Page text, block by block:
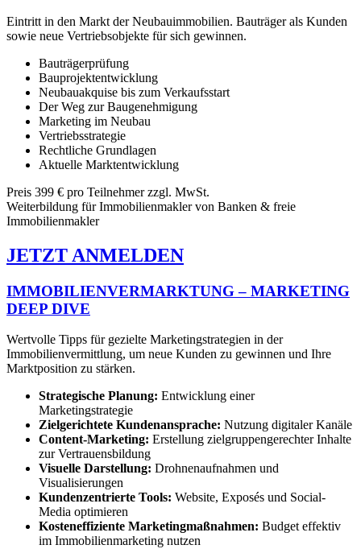
Eintritt in den Markt der Neubauimmobilien. Bauträger als Kunden
sowie neue Vertriebsobjekte für sich gewinnen.
Bauträgerprüfung
Bauprojektentwicklung
Neubauakquise bis zum Verkaufsstart
Der Weg zur Baugenehmigung
Marketing im Neubau
Vertriebsstrategie
Rechtliche Grundlagen
Aktuelle Marktentwicklung
Preis 399 € pro Teilnehmer zzgl. MwSt.
Weiterbildung fürImmobilienmakler von Banken & freie
Immobilienmakler
JETZT ANMELDEN
IMMOBILIENVERMARKTUNG – MARKETING
DEEP DIVE
Wertvolle Tipps für gezielte Marketingstrategien in der
Immobilienvermittlung, um neue Kunden zu gewinnen und Ihre
Marktposition zu stärken.
Strategische Planung: Entwicklung einer
Marketingstrategie
Zielgerichtete Kundenansprache: Nutzung digitaler Kanäle
Content-Marketing: Erstellung zielgruppengerechter Inhalte
zur Vertrauensbildung
Visuelle Darstellung: Drohnenaufnahmen und
Visualisierungen
Kundenzentrierte Tools: Website, Exposés und Social-
Media optimieren
Kosteneffiziente Marketingmaßnahmen: Budget effektiv
im Immobilienmarketing nutzen